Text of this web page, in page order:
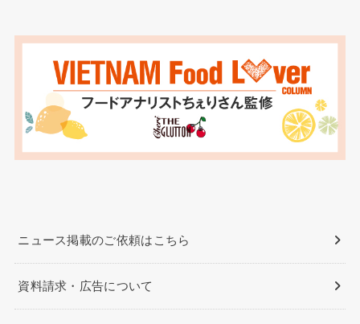
ニュース掲載のご依頼はこちら
資料請求・広告について